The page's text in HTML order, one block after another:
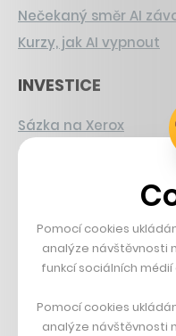
Nečekaný směr AI
Kurzy, jak AI vypnout
INVESTICE
Sázka na Xerox
Strnad v Pirelli
PŘÍBĚHY Z GASTRA
Boční projekt, co se
Francouzský
Dva golfisti, co pečou
Pomocí cookies
analýze návštěvnosti
funkcí sociálních
Pomocí cookies
analýze návštěvnosti